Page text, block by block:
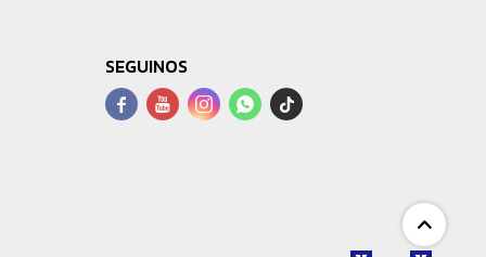
SEGUINOS
   